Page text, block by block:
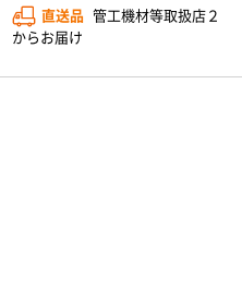
直送品 管工機材等取扱店２
からお届け